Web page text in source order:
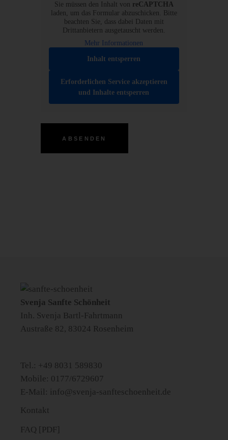
Sie müssen den Inhalt von reCAPTCHA
laden, um das Formular abzuschicken. Bitte
beachten Sie, dass dabei Daten mit
Drittanbietern ausgetauscht werden.
Mehr Informationen
Inhalt entsperren
Erforderlichen Service akzeptieren
und Inhalte entsperren
Svenja Sanfte Schönheit
Inh. Svenja Bartl-Fahrtmann
Austraße 82, 83024 Rosenheim
Tel.: +49 8031 589830
Mobile: 0177/6729607
E-Mail: info@svenja-sanfteschoenheit.de
Kontakt
FAQ [PDF]